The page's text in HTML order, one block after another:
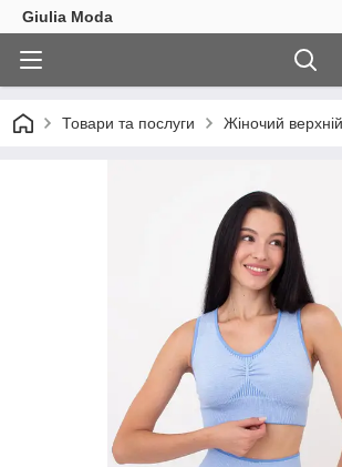
Giulia Moda
Товари та послуги Жіночий